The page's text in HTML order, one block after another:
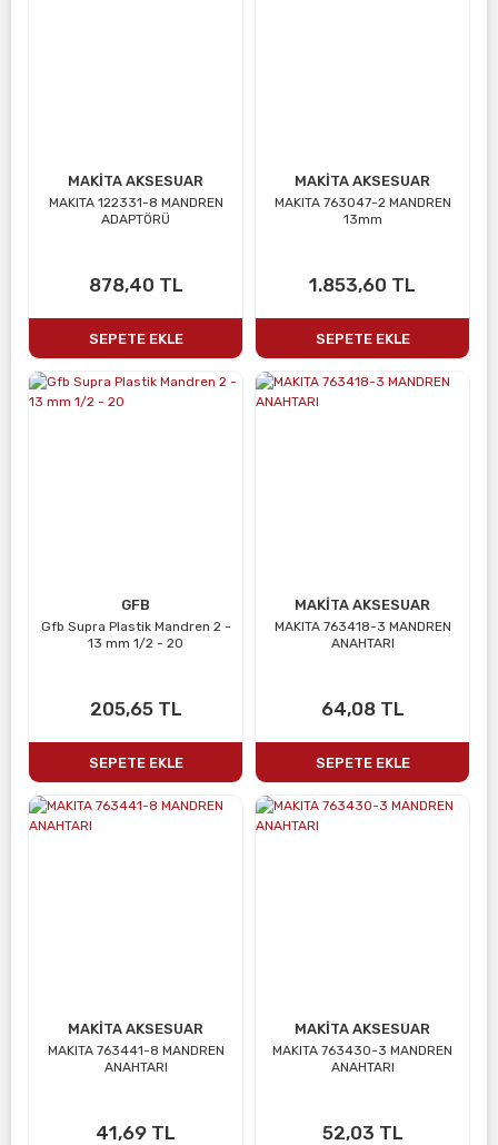
MAKİTA AKSESUAR
MAKITA 122331-8 MANDREN
ADAPTÖRÜ
878,40 TL
SEPETE EKLE
MAKİTA AKSESUAR
MAKITA 763047-2 MANDREN
13mm
1.853,60 TL
SEPETE EKLE
GFB
Gfb Supra Plastik Mandren 2 -
13 mm 1/2 - 20
205,65 TL
SEPETE EKLE
MAKİTA AKSESUAR
MAKITA 763418-3 MANDREN
ANAHTARI
64,08 TL
SEPETE EKLE
MAKİTA AKSESUAR
MAKITA 763441-8 MANDREN
ANAHTARI
41,69 TL
MAKİTA AKSESUAR
MAKITA 763430-3 MANDREN
ANAHTARI
52,03 TL